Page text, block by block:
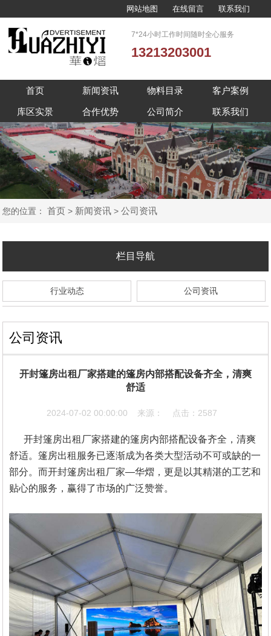
网站地图 在线留言 联系我们
7*24小时工作时间随时全心服务
13213203001
首页 新闻资讯 物料目录 客户案例
库区实景 合作优势 公司简介 联系我们
您的位置：首页 > 新闻资讯 >公司资讯
栏目导航
行业动态 公司资讯
公司资讯
开封篷房出租厂家搭建的篷房内部搭配设备齐全，清爽
舒适
2024-07-02 00:00:00 来源： 点击：2587
开封篷房出租厂家搭建的篷房内部搭配设备齐全，清爽
舒适。篷房出租服务已逐渐成为各类大型活动不可或缺的一
部分。而开封篷房出租厂家—华熠，更是以其精湛的工艺和
贴心的服务，赢得了市场的广泛赞誉。